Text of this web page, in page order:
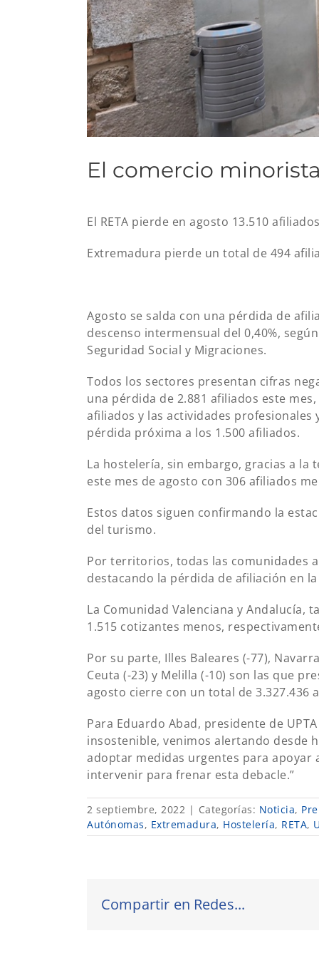
El comercio
El RETA pierde en agosto 13.510
Extremadura pierde un total de 494
Agosto se salda con una pérdida de
descenso intermensual del 0,40%,
Seguridad Social y Migraciones.
Todos los sectores presentan cifras
una pérdida de 2.881 afiliados este
afiliados y las actividades
pérdida próxima a los 1.500 afiliados.
La hostelería, sin embargo, gracias a la
este mes de agosto con 306 afiliados
Estos datos siguen confirmando la
del turismo.
Por territorios, todas las comunidades
destacando la pérdida de afiliación en
La Comunidad Valenciana y Andalucía,
1.515 cotizantes menos,
Por su parte, Illes Baleares (-77),
Ceuta (-23) y Melilla (-10) son las que
agosto cierre con un total de 3.327.436
Para Eduardo Abad, presidente de
insostenible, venimos alertando desde
adoptar medidas urgentes para apoyar
intervenir para frenar esta debacle.”
2 septiembre, 2022 | Categorías: Noticia,
Autónomas, Extremadura, Hostelería, RETA,
Compartir en Redes...